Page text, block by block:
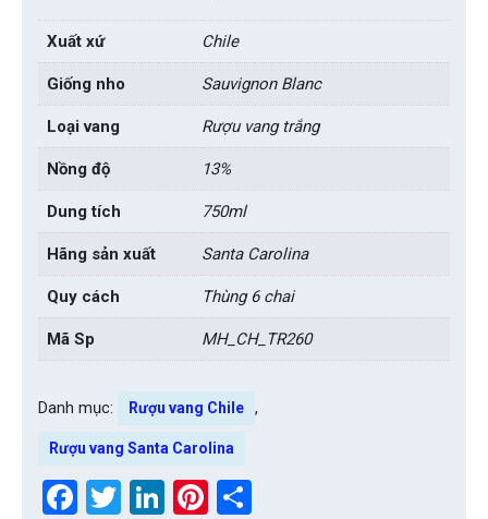
Xuất xứ Chile
Giống nho Sauvignon Blanc
Loại vang Rượu vang trắng
Nồng độ 13%
Dung tích 750ml
Hãng sản xuất Santa Carolina
Quy cách Thùng 6 chai
Mã Sp MH_CH_TR260
Danh mục: Rượu vang Chile ,
Rượu vang Santa Carolina
Facebook
Twitter
LinkedIn
Pinterest